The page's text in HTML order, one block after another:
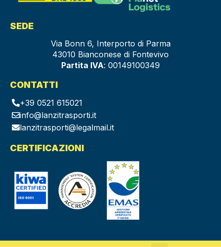
SEDE
Via Bonn 6, Interporto di Parma
43010 Bianconese di Fontevivo
Partita IVA: 00149100349
CONTATTI
+39 0521 615021
info@lanzitrasporti.it
lanzitrasporti@legalmail.it
CERTIFICAZIONI